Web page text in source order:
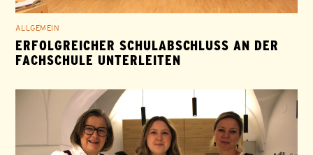
ALLGEMEIN
ERFOLGREICHER SCHULABSCHLUSS AN DER
FACHSCHULE UNTERLEITEN